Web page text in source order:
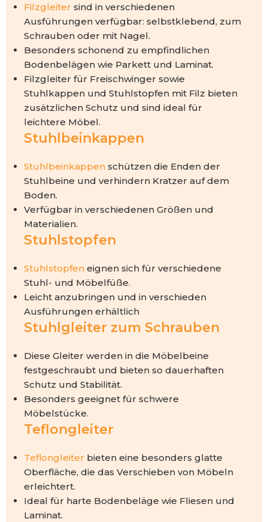
Filzgleiter sind in verschiedenen
Ausführungen verfügbar: selbstklebend, zum
Schrauben oder mit Nagel.
Besonders schonend zu empfindlichen
Bodenbelägen wie Parkett und Laminat.
Filzgleiter für Freischwinger sowie
Stuhlkappen und Stuhlstopfen mit Filz bieten
zusätzlichen Schutz und sind ideal für
leichtere Möbel.
Stuhlbeinkappen
Stuhlbeinkappen schützen die Enden der
Stuhlbeine und verhindern Kratzer auf dem
Boden.
Verfügbar in verschiedenen Größen und
Materialien.
Stuhlstopfen
Stuhlstopfen eignen sich für verschiedene
Stuhl- und Möbelfüße.
Leicht anzubringen und in verschieden
Ausführungen erhältlich
Stuhlgleiter zum Schrauben
Diese Gleiter werden in die Möbelbeine
festgeschraubt und bieten so dauerhaften
Schutz und Stabilität.
Besonders geeignet für schwere
Möbelstücke.
Teflongleiter
Teflongleiter bieten eine besonders glatte
Oberfläche, die das Verschieben von Möbeln
erleichtert.
Ideal für harte Bodenbeläge wie Fliesen und
Laminat.